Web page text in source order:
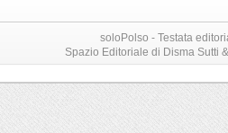
soloPolso - Testata
Spazio Editoriale di Disma Sutti